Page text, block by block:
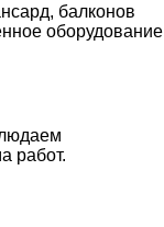
балконов
оборудование
работ.